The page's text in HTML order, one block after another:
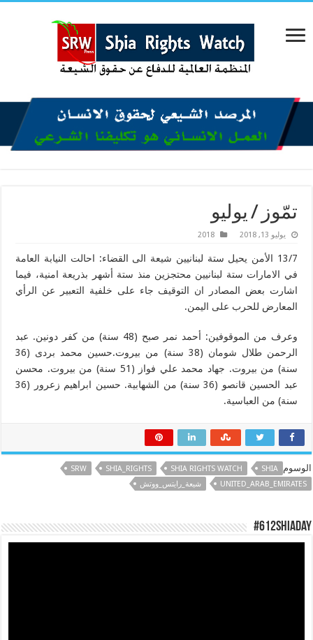
تمّوز / يوليو
يوليو 13, 2018 2018
13/7 الأمن يحيل ستة لبنانيين شيعة الى القضاء: احالت النيابة العامة
في الامارات ستة لبنانيين محتجزين منذ ستة أشهر بذريعة امنية، فيما
اشارت بعض المصادر ان التوقيف جاء على خلفية التعبير عن الرأي
المعارض للحرب على اليمن.
وعرف من الموقوفين: أحمد نمر صبح (48 سنة) من كفر دونين. عبد
الرحمن طلال شومان (38 سنة) من بيروت.حسين محمد بردى (36
سنة) من بيروت. جهاد محمد علي فواز (51 سنة) من بيروت. محسن
عبد الحسين قانصو (36 سنة) من الشهابية. حسين ابراهيم زعرور (36
سنة) من العباسية.
الوسوم SHIA
SHIA RIGHTS WATCH
SHIA_RIGHTS
SRW
UNITED_ARAB_EMIRATES
شيعة_رايتس_ووتش
#612ShiaDay